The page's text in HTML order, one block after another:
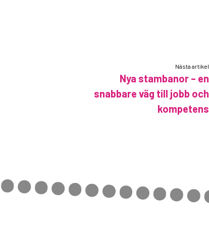
Nästa artikel
Nya stambanor – en
snabbare väg till jobb och
kompetens